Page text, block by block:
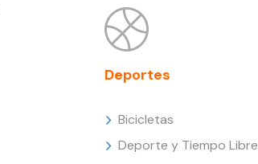
Deportes
Bicicletas
Deporte y Tiempo Libre